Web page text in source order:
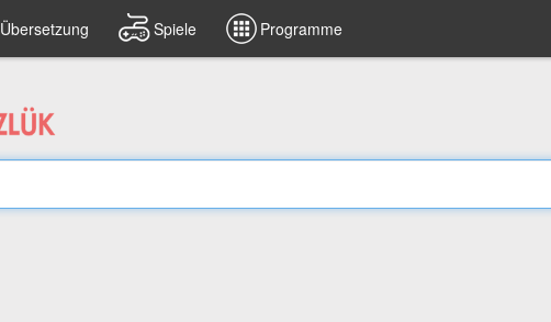
Übersetzung Spiele Programme